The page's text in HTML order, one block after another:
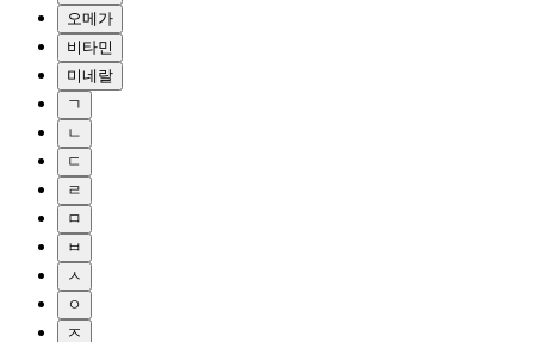
오메가
비타민
미네랄
ㄱ
ㄴ
ㄷ
ㄹ
ㅁ
ㅂ
ㅅ
ㅇ
ㅈ